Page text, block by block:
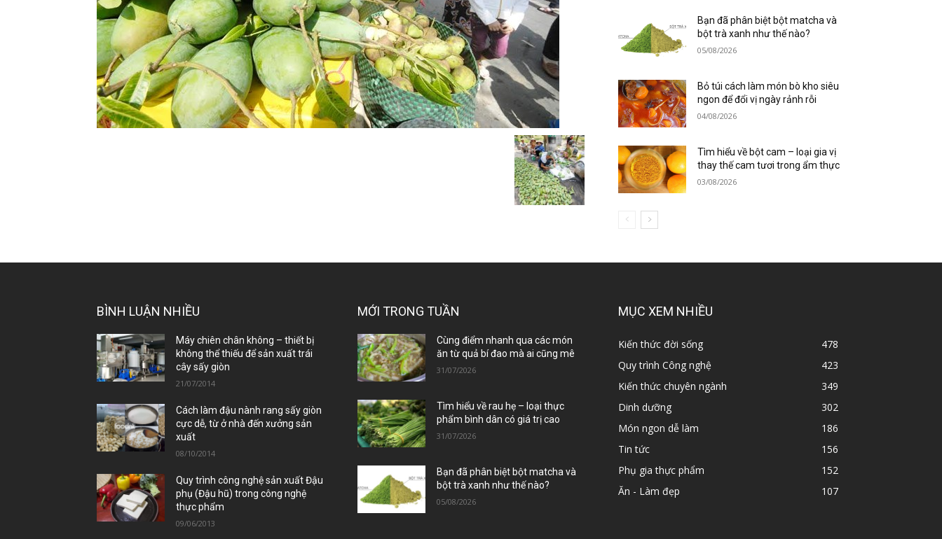
Bạn đã phân biệt bột matcha và
bột trà xanh như thế nào?
05/08/2026
Bỏ túi cách làm món bò kho siêu
ngon để đổi vị ngày rảnh rỗi
04/08/2026
Tìm hiểu về bột cam – loại gia vị
thay thế cam tươi trong ẩm thực
03/08/2026
BÌNH LUẬN NHIỀU
Máy chiên chân không – thiết bị
không thể thiếu để sản xuất trái
cây sấy giòn
21/07/2014
Cách làm đậu nành rang sấy giòn
cực dễ, từ ở nhà đến xưởng sản
xuất
08/10/2014
Quy trình công nghệ sản xuất Đậu
phụ (Đậu hũ) trong công nghệ
thực phẩm
09/06/2013
MỚI TRONG TUẦN
Cùng điểm nhanh qua các món
ăn từ quả bí đao mà ai cũng mê
31/07/2026
Tìm hiểu về rau hẹ – loại thực
phẩm bình dân có giá trị cao
31/07/2026
Bạn đã phân biệt bột matcha và
bột trà xanh như thế nào?
05/08/2026
MỤC XEM NHIỀU
Kiến thức đời sống
478
Quy trình Công nghệ
423
Kiến thức chuyên ngành
349
Dinh dưỡng
302
Món ngon dễ làm
186
Tin tức
156
Phụ gia thực phẩm
152
Ăn - Làm đẹp
107